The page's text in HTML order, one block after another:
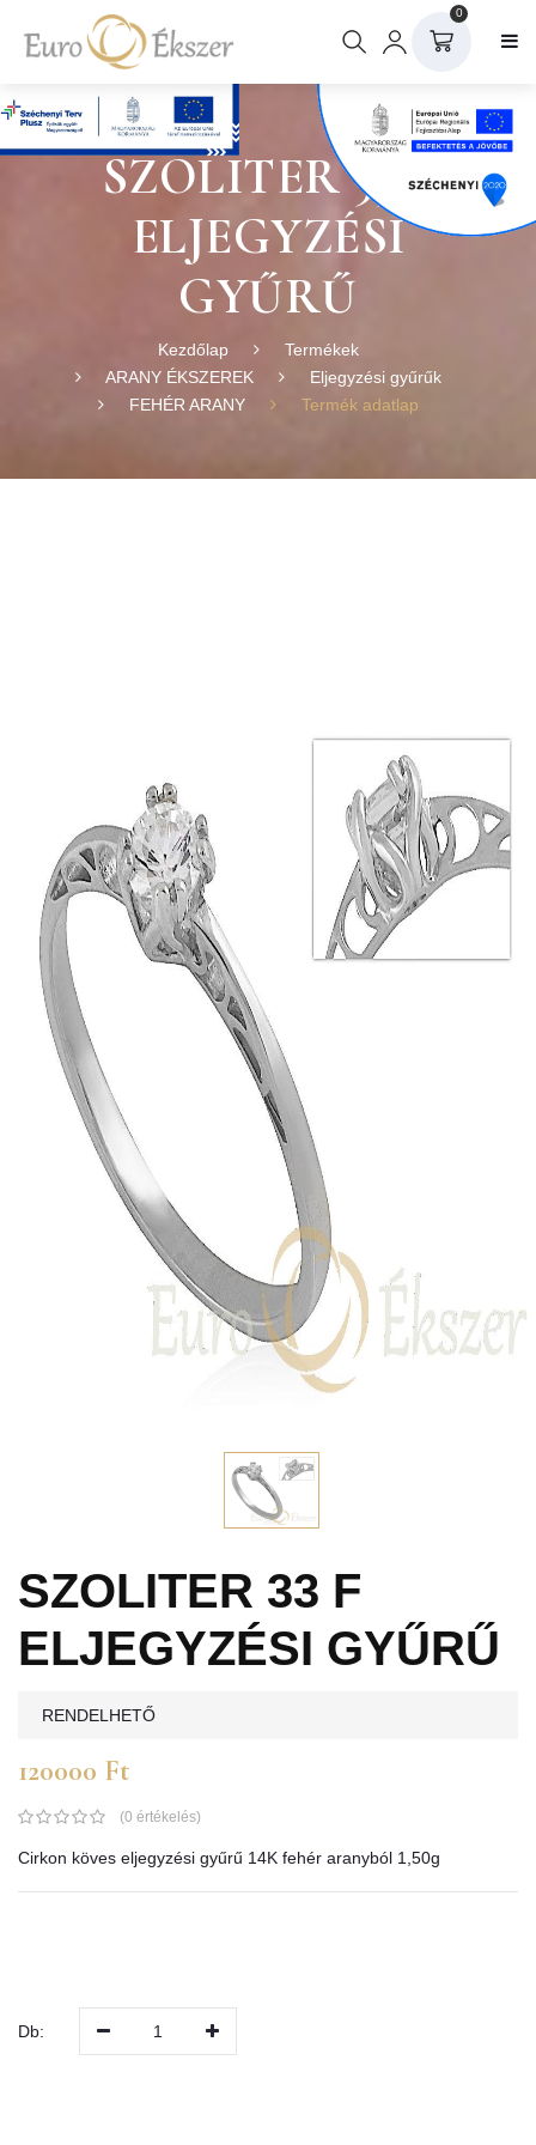
0
SZOLITER 33 F
ELJEGYZÉSI
GYŰRŰ
Kezdőlap
Termékek
ARANY ÉKSZEREK
Eljegyzési gyűrűk
FEHÉR ARANY
Termék adatlap
SZOLITER 33 F
ELJEGYZÉSI GYŰRŰ
RENDELHETŐ
120000 Ft
(0 értékelés)
Cirkon köves eljegyzési gyűrű 14K fehér aranyból 1,50g
Db: 1